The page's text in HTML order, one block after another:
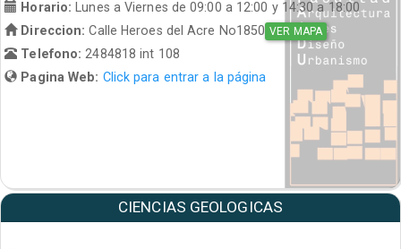
Horario:
Lunes a Viernes de 09:00 a 12:00 y 14:30 a 18:00
Direccion: Calle Heroes del Acre No1850 VER MAPA
Telefono: 2484818 int 108
Pagina Web: Click para entrar a la página
CIENCIAS GEOLOGICAS